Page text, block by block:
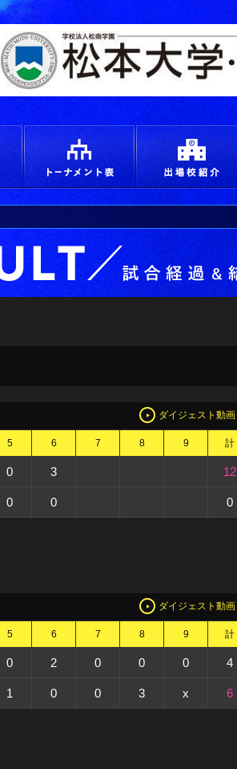
甲子園
試合経過＆結果 トーナメント
ダイジェスト動画
5 6 7 8 9 計
0 3 12
0 0 0
ダイジェスト動画
5 6 7 8 9 計
0 2 0 0 0 4
1 0 0 3 x 6